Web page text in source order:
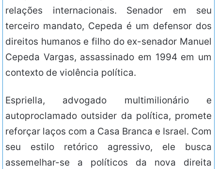
relações internacionais. Senador em seu
terceiro mandato, Cepeda é um defensor dos
direitos humanos e filho do ex-senador Manuel
Cepeda Vargas, assassinado em 1994 em um
contexto de violência política.
Espriella, advogado multimilionário e
autoproclamado outsider da política, promete
reforçar laços com a Casa Branca e Israel. Com
seu estilo retórico agressivo, ele busca
assemelhar-se a políticos da nova direita